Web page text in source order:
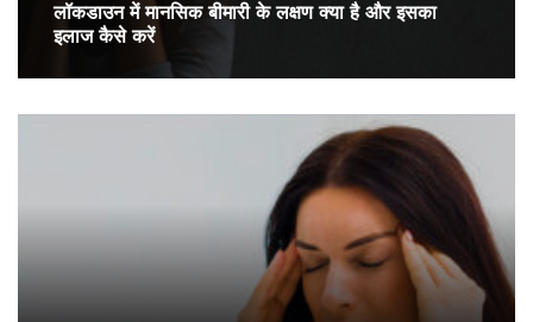
लॉकडाउन में मानसिक बीमारी के लक्षण क्या है और इसका
इलाज कैसे करें